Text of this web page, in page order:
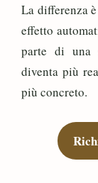
La differenza
effetto
parte di una
diventa più
più concreto.